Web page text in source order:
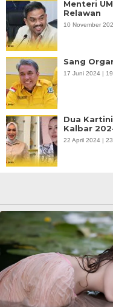
Menteri
Relawan
10 November
Sang
17 Juni 2024 |
Dua
Kalbar
22 April 2024 |